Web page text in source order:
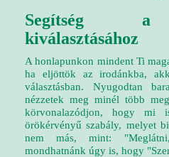
Segítség a
kiválasztásához
A honlapunkon mindent Ti
ha eljöttök az irodánkba,
választásban. Nyugodtan
nézzetek meg minél több
körvonalazódjon, hogy mi
örökérvényű szabály, melyet
nem más, mint:
mondhatnánk úgy is, hogy